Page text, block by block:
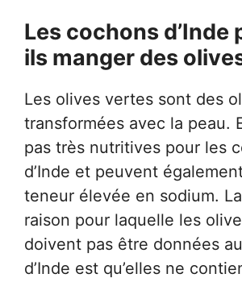
Les cochons d’Inde
ils manger des
Les olives vertes sont des
transformées avec la peau.
pas très nutritives pour les
d’Inde et peuvent
teneur élevée en sodium.
raison pour laquelle les
doivent pas être données
d’Inde est qu’elles ne